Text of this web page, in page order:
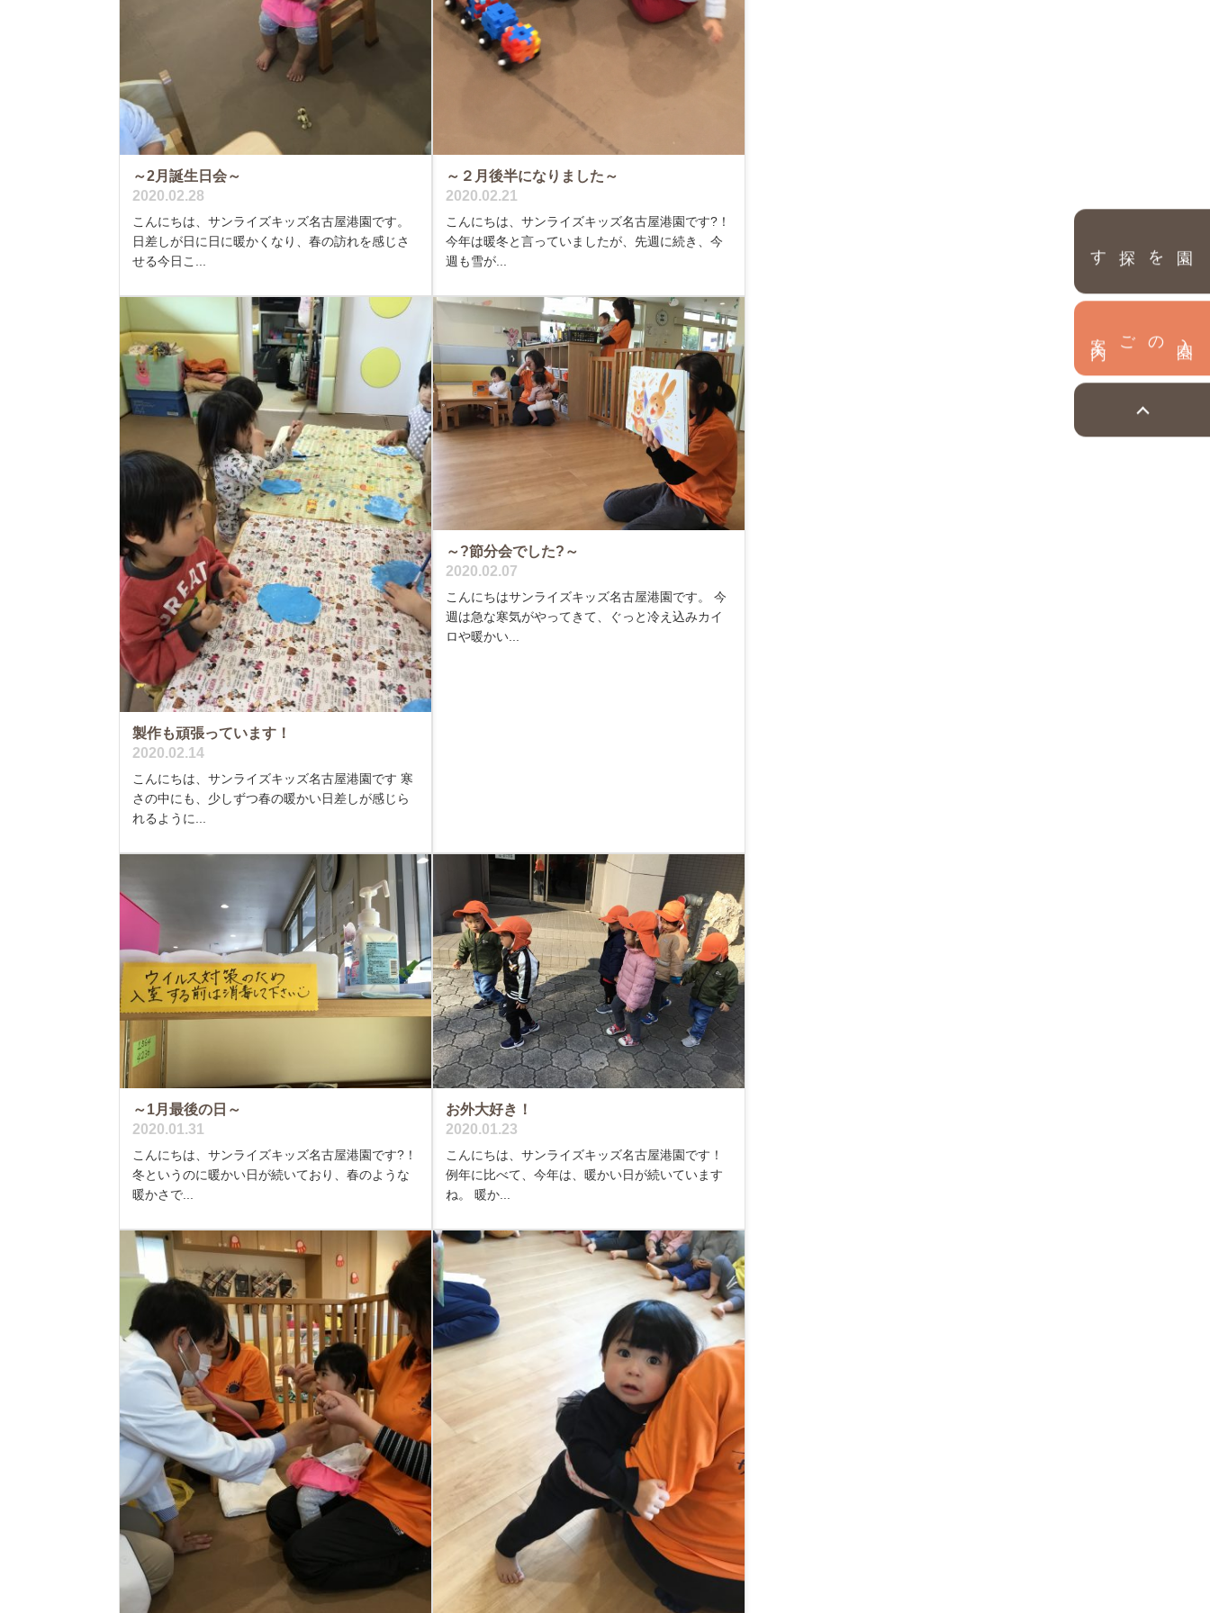
園を探す
～2月誕生日会～
2020.02.28
こんにちは、サンライズキッズ名古屋港園です。
日差しが日に日に暖かくなり、春の訪れを感じさ
せる今日こ...
～２月後半になりました～
2020.02.21
こんにちは、サンライズキッズ名古屋港園です?！
今年は暖冬と言っていましたが、先週に続き、今
週も雪が...
製作も頑張っています！
2020.02.14
こんにちは、サンライズキッズ名古屋港園です 寒
さの中にも、少しずつ春の暖かい日差しが感じら
れるように...
～?節分会でした?～
2020.02.07
こんにちはサンライズキッズ名古屋港園です。 今
週は急な寒気がやってきて、ぐっと冷え込みカイ
ロや暖かい...
～1月最後の日～
2020.01.31
こんにちは、サンライズキッズ名古屋港園です?！
冬というのに暖かい日が続いており、春のような
暖かさで...
お外大好き！
2020.01.23
こんにちは、サンライズキッズ名古屋港園です！
例年に比べて、今年は、暖かい日が続いています
ね。 暖か...